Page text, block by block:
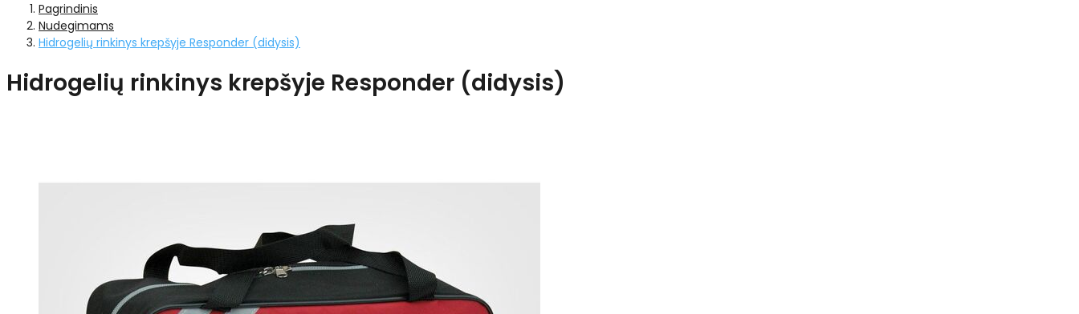
Pagrindinis
Nudegimams
Hidrogelių rinkinys krepšyje Responder (didysis)
Hidrogelių rinkinys krepšyje Responder (didysis)